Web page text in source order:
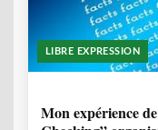
LIBRE EXPRESSION
Mon expérience